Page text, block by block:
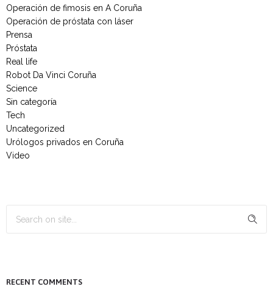
Operación de fimosis en A Coruña
Operación de próstata con láser
Prensa
Próstata
Real life
Robot Da Vinci Coruña
Science
Sin categoría
Tech
Uncategorized
Urólogos privados en Coruña
Video
RECENT COMMENTS